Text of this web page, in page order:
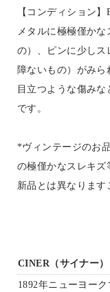
【コンディション
メタルに極極僅か
の）、ピンに少しス
障ないもの）がみら
目立つような傷み
です。
*ヴィンテージのお
の極僅かなスレキズ
新品とは異なります
CINER（サイナー）
1892年ニューヨー